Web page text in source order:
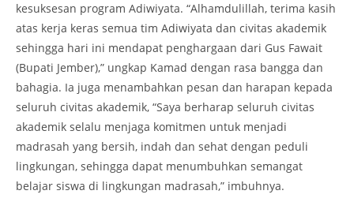
kesuksesan program Adiwiyata. “Alhamdulillah, terima kasih
atas kerja keras semua tim Adiwiyata dan civitas akademik
sehingga hari ini mendapat penghargaan dari Gus Fawait
(Bupati Jember),” ungkap Kamad dengan rasa bangga dan
bahagia. Ia juga menambahkan pesan dan harapan kepada
seluruh civitas akademik, “Saya berharap seluruh civitas
akademik selalu menjaga komitmen untuk menjadi
madrasah yang bersih, indah dan sehat dengan peduli
lingkungan, sehingga dapat menumbuhkan semangat
belajar siswa di lingkungan madrasah,” imbuhnya.